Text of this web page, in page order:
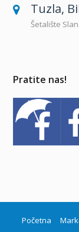
Tuzla,
Šetalište
Pratite nas!
Početna